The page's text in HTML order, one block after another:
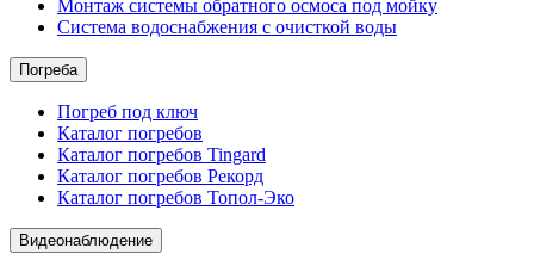
Монтаж системы обратного осмоса под мойку
Система водоснабжения с очисткой воды
Погреба
Погреб под ключ
Каталог погребов
Каталог погребов Tingard
Каталог погребов Рекорд
Каталог погребов Топол-Эко
Видеонаблюдение